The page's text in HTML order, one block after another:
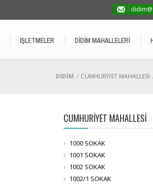
İŞLETMELER DİDİM MAHALLELERİ
DİDİM / CUMHURİYET MAHALLESİ
CUMHURİYET MAHALLESİ
1000 SOKAK
1001 SOKAK
1002 SOKAK
1002/1 SOKAK